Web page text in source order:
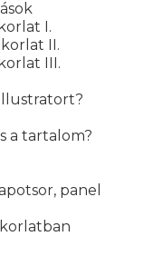
I.
II.
III.
a tartalom?
panel